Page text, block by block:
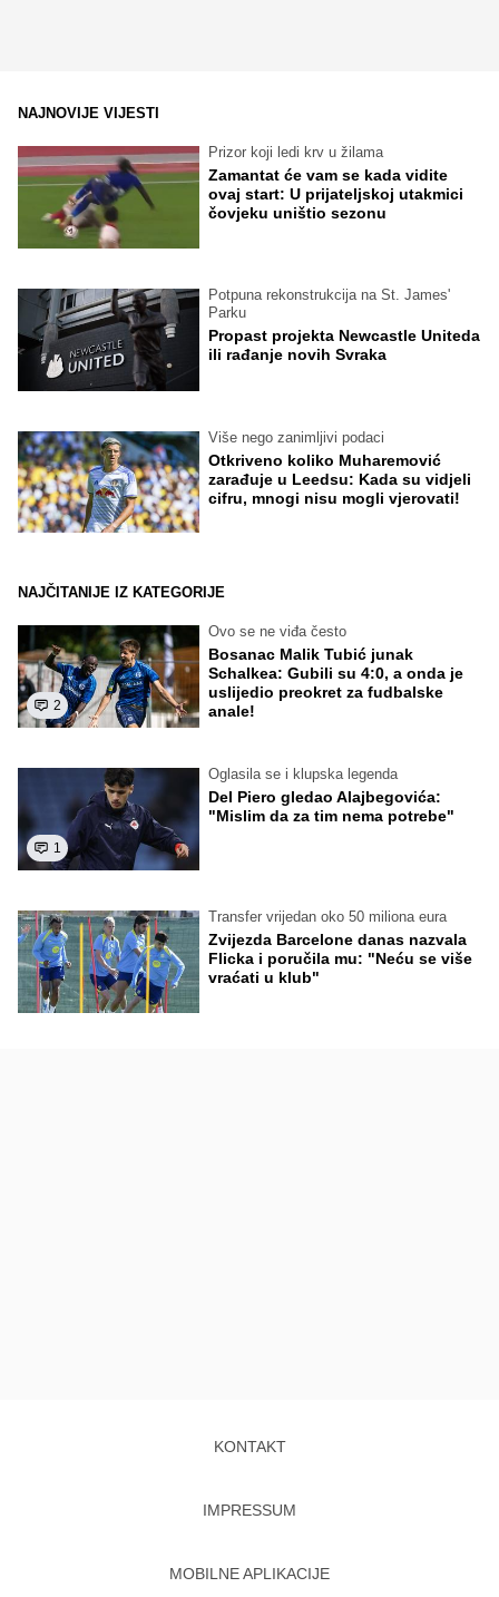
NAJNOVIJE VIJESTI
Prizor koji ledi krv u žilama
Zamantat će vam se kada vidite
ovaj start: U prijateljskoj utakmici
čovjeku uništio sezonu
Potpuna rekonstrukcija na St. James'
Parku
Propast projekta Newcastle Uniteda
ili rađanje novih Svraka
Više nego zanimljivi podaci
Otkriveno koliko Muharemović
zarađuje u Leedsu: Kada su vidjeli
cifru, mnogi nisu mogli vjerovati!
NAJČITANIJE IZ KATEGORIJE
2
Ovo se ne viđa često
Bosanac Malik Tubić junak
Schalkea: Gubili su 4:0, a onda je
uslijedio preokret za fudbalske
anale!
1
Oglasila se i klupska legenda
Del Piero gledao Alajbegovića:
"Mislim da za tim nema potrebe"
Transfer vrijedan oko 50 miliona eura
Zvijezda Barcelone danas nazvala
Flicka i poručila mu: "Neću se više
vraćati u klub"
KONTAKT
IMPRESSUM
MOBILNE APLIKACIJE